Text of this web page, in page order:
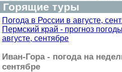
Горящие туры
Погода в России в августе,
Пермский край - прогноз
августе, сентябре
Иван-Гора - погода на
сентябре